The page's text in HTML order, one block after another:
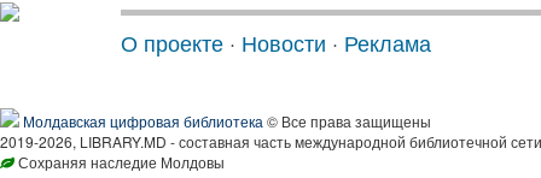
О проекте · Новости · Реклама
Молдавская цифровая библиотека © Все права защищены
2019-2026, LIBRARY.MD - составная часть международной библиотечной
Сохраняя наследие Молдовы